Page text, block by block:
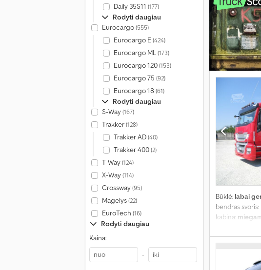
Daily 35S11 (177)
Rodyti daugiau
Eurocargo(555)
Eurocargo E(424)
Eurocargo ML(173)
Eurocargo 120(153)
Eurocargo 75 (92)
Eurocargo 18 (61)
Rodyti daugiau
S-Way(167)
Trakker(128)
Trakker AD(40)
Trakker 400(2)
T-Way(124)
X-Way(114)
Crossway(95)
Magelys(22)
EuroTech (16)
Rodyti daugiau
Kaina:
-
Būklė: labai
bendras svoris:
kabina:
(Elektroninė
oro pagalvė,